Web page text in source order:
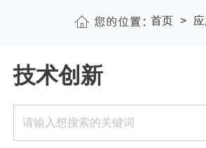
首页
技术创新